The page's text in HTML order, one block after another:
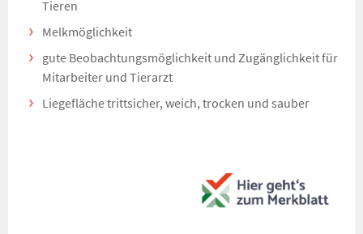
Tieren
Melkmöglichkeit
gute Beobachtungsmöglichkeit und Zugänglichkeit für
Mitarbeiter und Tierarzt
Liegefläche trittsicher, weich, trocken und sauber